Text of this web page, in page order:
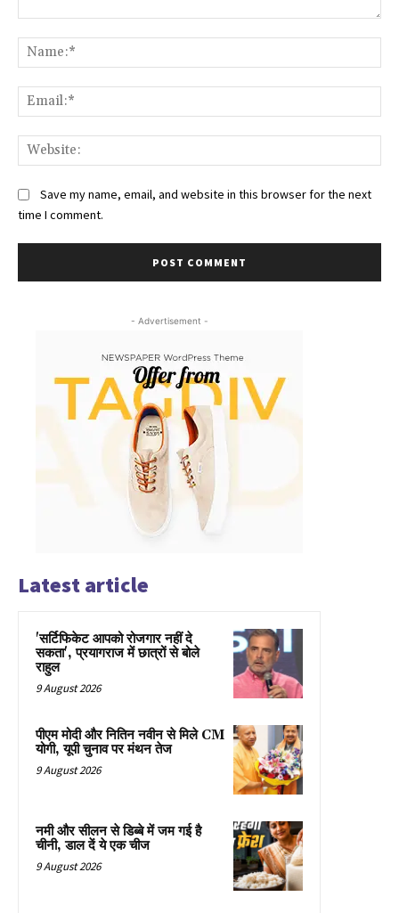
Save my name, email, and website in this browser for the next
time I comment.
- Advertisement -
Latest article
'सर्टिफिकेट आपको रोजगार नहीं दे
सकता', प्रयागराज में छात्रों से बोले
राहुल
9 August 2026
पीएम मोदी और नितिन नवीन से मिले CM
योगी, यूपी चुनाव पर मंथन तेज
9 August 2026
नमी और सीलन से डिब्बे में जम गई है
चीनी, डाल दें ये एक चीज
9 August 2026